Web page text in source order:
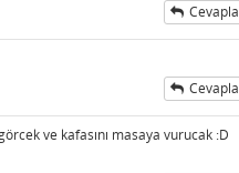
Cevapla
Cevapla
ve kafasını masaya vurucak :D